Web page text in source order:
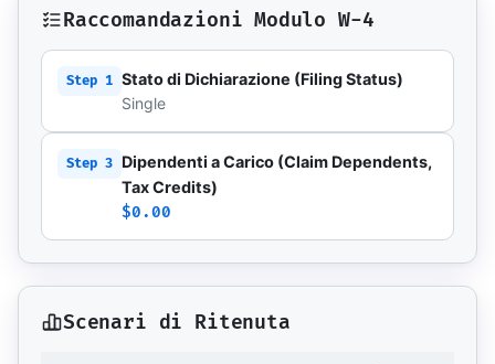
Raccomandazioni Modulo W-4
Step 1 Stato di Dichiarazione (Filing Status)
Single
Step 3 Dipendenti a Carico (Claim Dependents,
Tax Credits)
$0.00
Scenari di Ritenuta